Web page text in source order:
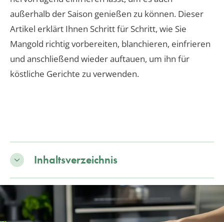
außerhalb der Saison genießen zu können. Dieser
Artikel erklärt Ihnen Schritt für Schritt, wie Sie
Mangold richtig vorbereiten, blanchieren, einfrieren
und anschließend wieder auftauen, um ihn für
köstliche Gerichte zu verwenden.
Inhaltsverzeichnis